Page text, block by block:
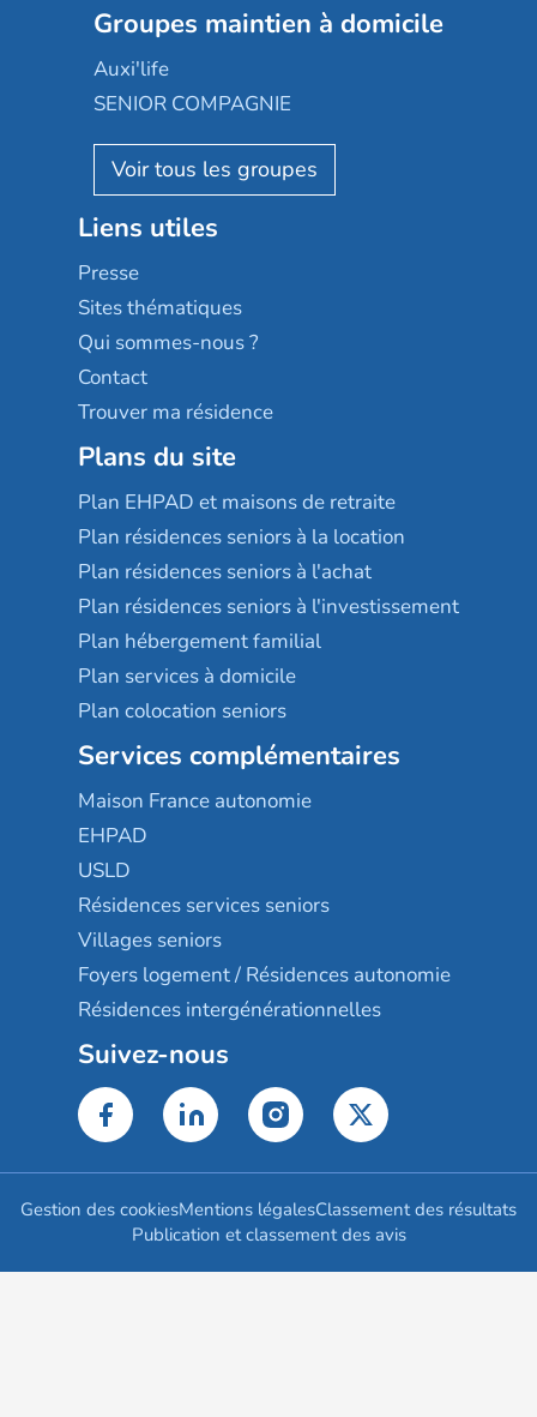
Les jardins d'Arcadie
Occitalia
Appartseniors
Reseda
Stella management
Les villages d'or
Sérénys
Résidences services Villa Médicis
Groupe SOS
Le Noble Âge
Almage
Résidalya
Groupe aplus
Groupes maintien à domicile
Auxi'life
SENIOR COMPAGNIE
AGE D'OR Services
Liens utiles
Presse
Sites thématiques
Qui sommes-nous ?
Contact
Trouver ma résidence
Plans du site
Plan EHPAD et maisons de retraite
Plan résidences seniors à la location
Plan résidences seniors à l'achat
Plan résidences seniors à l'investissement
Plan hébergement familial
Plan services à domicile
Plan colocation seniors
Services complémentaires
Maison France autonomie
EHPAD
USLD
Résidences services seniors
Villages seniors
Foyers logement / Résidences autonomie
Résidences intergénérationnelles
Suivez-nous
Gestion des cookiesMentions légalesClassement des résultats
Publication et classement des avis